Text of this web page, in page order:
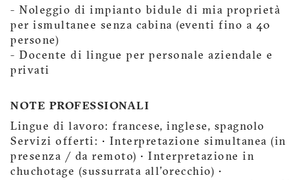
- Noleggio di impianto bidule di mia proprietà
per ismultanee senza cabina (eventi fino a 40
persone)
- Docente di lingue per personale aziendale e
privati
NOTE PROFESSIONALI
Lingue di lavoro: francese, inglese, spagnolo
Servizi offerti: • Interpretazione simultanea (in
presenza / da remoto) • Interpretazione in
chuchotage (sussurrata all'orecchio) •